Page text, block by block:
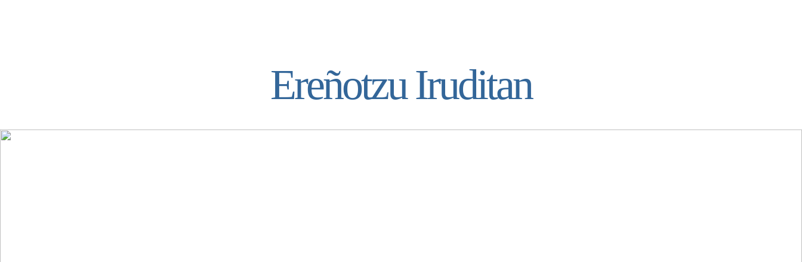
Ereñotzu Iruditan